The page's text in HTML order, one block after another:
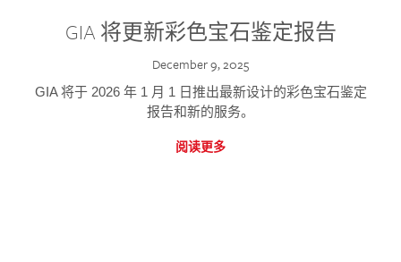
GIA 将更新彩色宝石鉴定报告
December 9, 2025
GIA 将于 2026 年 1 月 1 日推出最新设计的彩色宝石鉴定
报告和新的服务。
阅读更多